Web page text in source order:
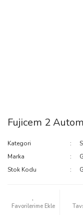
Fujicem 2
Kategori
Marka
Stok Kodu